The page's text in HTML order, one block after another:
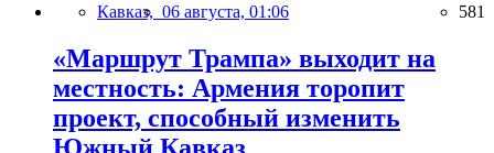
Кавказ, 06 августа, 01:06 581
«Маршрут Трампа» выходит на
местность: Армения торопит
проект, способный изменить
Южный Кавказ